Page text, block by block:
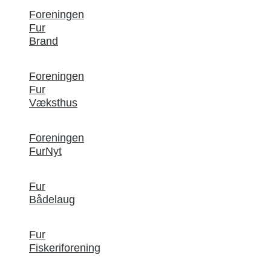
Foreningen
Fur
Brand
Foreningen
Fur
Væksthus
Foreningen
FurNyt
Fur
Bådelaug
Fur
Fiskeriforening